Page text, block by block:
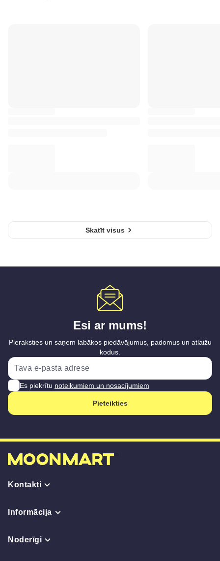
Skatīt visus
Esi ar mums!
Pieraksties un saņem labākos piedāvājumus, padomus un atlaižu
kodus.
Es piekrītu noteikumiem un nosacījumiem
Pieteikties
Kontakti
Informācija
Noderīgi